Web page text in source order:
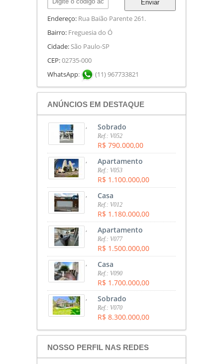
Enviar
Endereço: Rua Baião Parente 261.
Bairro: Freguesia do Ó
Cidade:São Paulo-SP
CEP:02735-000
WhatsApp: (11) 967733821
ANÚNCIOS EM DESTAQUE
, Sobrado
Ref.: V052
R$ 790.000,00
, Apartamento
Ref.: V053
R$ 1.100.000,00
, Casa
Ref.: V012
R$ 1.180.000,00
, Apartamento
Ref.: V077
R$ 1.500.000,00
, Casa
Ref.: V090
R$ 1.700.000,00
, Sobrado
Ref.: V070
R$ 8.300.000,00
NOSSO PERFIL NAS REDES